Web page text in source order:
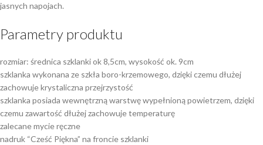
jasnych napojach.
Parametry produktu
rozmiar: średnica szklanki ok 8,5cm, wysokość ok. 9cm
szklanka wykonana ze szkła boro-krzemowego, dzięki czemu dłużej
zachowuje krystaliczna przejrzystość
szklanka posiada wewnętrzną warstwę wypełnioną powietrzem, dzięki
czemu zawartość dłużej zachowuje temperaturę
zalecane mycie ręczne
nadruk “Cześć Piękna” na froncie szklanki